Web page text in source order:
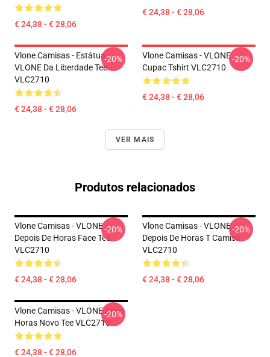
€ 24,38 - € 28,06
€ 24,38 - € 28,06
Vlone Camisas - Estátua
VLONE Da Liberdade Tee
VLC2710
€ 24,38 - € 28,06
-20%
Vlone Camisas - VLONE
Cupac Tshirt VLC2710
€ 24,38 - € 28,06
-20%
VER MAIS
Produtos relacionados
Vlone Camisas - VLONE
Depois De Horas Face Tee
VLC2710
€ 24,38 - € 28,06
-20%
Vlone Camisas - VLONE
Depois De Horas T Camisa
VLC2710
€ 24,38 - € 28,06
-20%
Vlone Camisas - VLONE Após
Horas Novo Tee VLC2710
€ 24,38 - € 28,06
-20%